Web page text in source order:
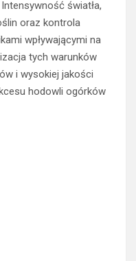
oraz kontrola
wpływającymi na
tych warunków
i wysokiej jakości
hodowli ogórków